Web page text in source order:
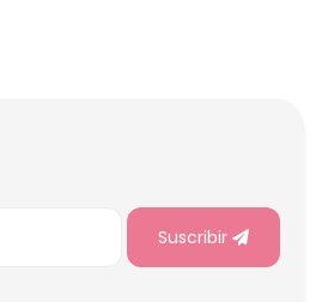
Suscribir